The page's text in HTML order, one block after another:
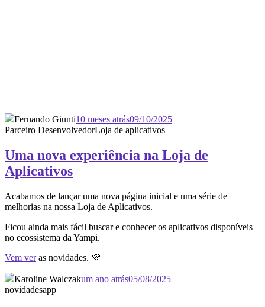
Fernando Giunti10 meses atrás09/10/2025
Parceiro DesenvolvedorLoja de aplicativos
Uma nova experiência na Loja de
Aplicativos
Acabamos de lançar uma nova página inicial e uma série de
melhorias na nossa Loja de Aplicativos.
Ficou ainda mais fácil buscar e conhecer os aplicativos disponíveis
no ecossistema da Yampi.
Vem veras novidades. 💜
Karoline Walczakum ano atrás05/08/2025
novidadesapp